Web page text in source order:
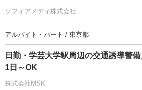
ソフィアメディ株式会社
アルバイト・パート / 東京都
日勤・学芸大学駅周辺の交通誘導警
1日～OK
株式会社MSK